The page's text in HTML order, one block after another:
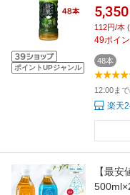
ポイントUPジャンル
5,350
112円/本
49ポイン
48本
12:00ま
楽天
【最